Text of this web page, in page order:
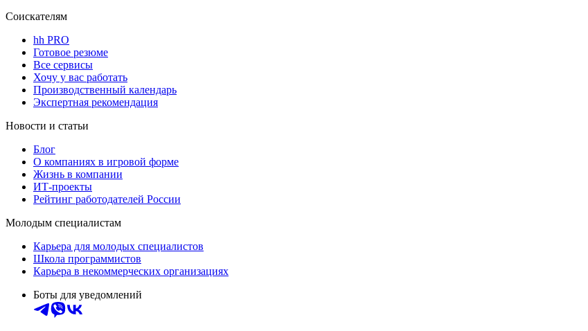
Соискателям
hh PRO
Готовое резюме
Все сервисы
Хочу у вас работать
Производственный календарь
Экспертная рекомендация
Новости и статьи
Блог
О компаниях в игровой форме
Жизнь в компании
ИТ-проекты
Рейтинг работодателей России
Молодым специалистам
Карьера для молодых специалистов
Школа программистов
Карьера в некоммерческих организациях
Боты для уведомлений